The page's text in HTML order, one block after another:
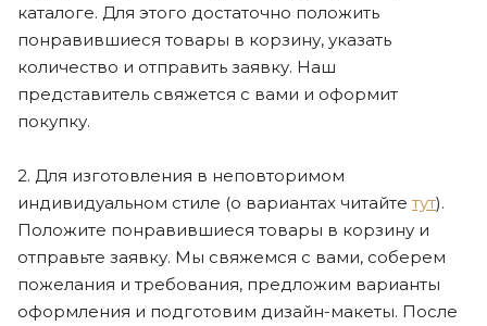
каталоге. Для этого достаточно положить
понравившиеся товары в корзину, указать
количество и отправить заявку. Наш
представитель свяжется с вами и оформит
покупку.
2. Для изготовления в неповторимом
индивидуальном стиле (о вариантах читайте тут).
Положите понравившиеся товары в корзину и
отправьте заявку. Мы свяжемся с вами, соберем
пожелания и требования, предложим варианты
оформления и подготовим дизайн-макеты. После